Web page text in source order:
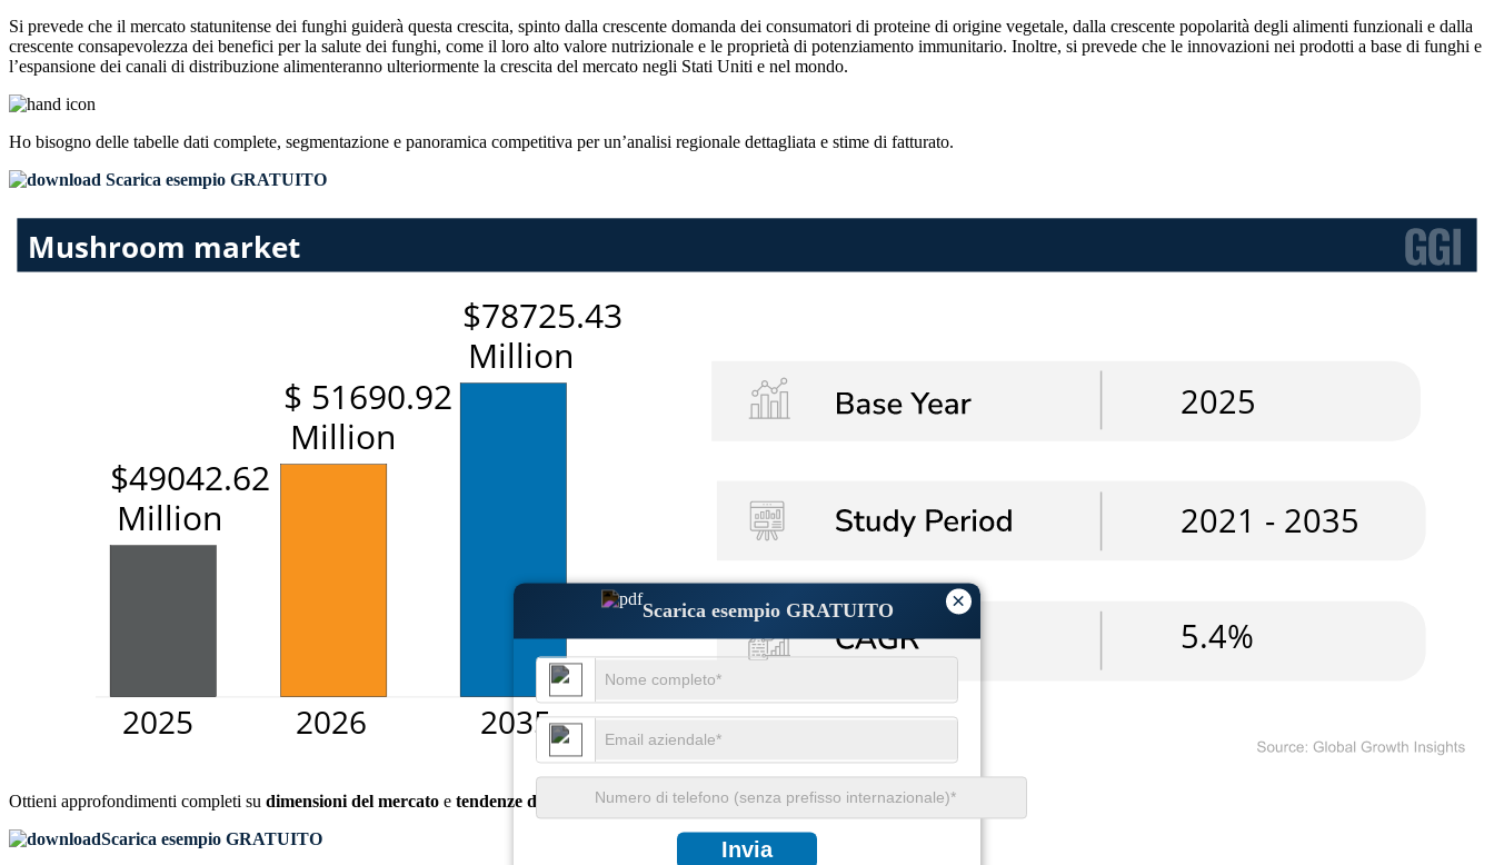
×
Scarica esempio GRATUITO
Invia
Si prevede che il mercato statunitense dei funghi guiderà questa crescita, spinto dalla crescente domanda dei consumatori di proteine ​​di origine vegetale, dalla crescente popolarità degli alimenti funzionali e dalla
crescente consapevolezza dei benefici per la salute dei funghi, come il loro alto valore nutrizionale e le proprietà di potenziamento immunitario. Inoltre, si prevede che le innovazioni nei prodotti a base di funghi e
l’espansione dei canali di distribuzione alimenteranno ulteriormente la crescita del mercato negli Stati Uniti e nel mondo.
Ho bisogno delle tabelle dati complete, segmentazione e panoramica competitiva per un’analisi regionale dettagliata e stime di fatturato.
Scarica esempio GRATUITO
Ottieni approfondimenti completi su dimensioni del mercato e tendenze di crescita
Scarica esempio GRATUITO